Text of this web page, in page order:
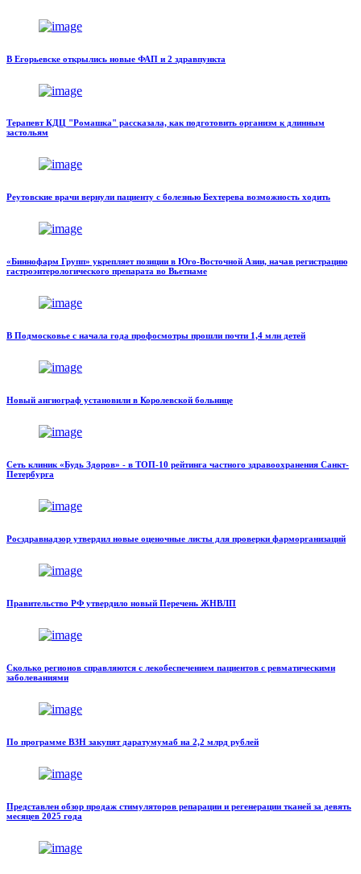
В Егорьевске открылись новые ФАП и 2 здравпункта
Терапевт КДЦ "Ромашка" рассказала, как подготовить организм к длинным
застольям
Реутовские врачи вернули пациенту с болезнью Бехтерева возможность ходить
«Биннофарм Групп» укрепляет позиции в Юго-Восточной Азии, начав регистрацию
гастроэнтерологического препарата во Вьетнаме
В Подмосковье с начала года профосмотры прошли почти 1,4 млн детей
Новый ангиограф установили в Королевской больнице
Сеть клиник «Будь Здоров» - в ТОП-10 рейтинга частного здравоохранения Санкт-
Петербурга
Росздравнадзор утвердил новые оценочные листы для проверки фарморганизаций
Правительство РФ утвердило новый Перечень ЖНВЛП
Сколько регионов справляются с лекобеспечением пациентов с ревматическими
заболеваниями
По программе ВЗН закупят даратумумаб на 2,2 млрд рублей
Представлен обзор продаж стимуляторов репарации и регенерации тканей за девять
месяцев 2025 года